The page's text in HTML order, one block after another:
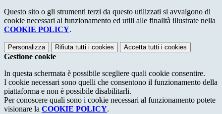
Questo sito o gli strumenti terzi da questo utilizzati si avvalgono di
cookie necessari al funzionamento ed utili alle finalità illustrate nella
COOKIE POLICY.
Personalizza Rifiuta tutti i cookies Accetta tutti i cookies
Gestione cookie
In questa schermata è possibile scegliere quali cookie consentire.
I cookie necessari sono quelli che consentono il funzionamento della
piattaforma e non è possibile disabilitarli.
Per conoscere quali sono i cookie necessari al funzionamento potete
visionare la COOKIE POLICY.